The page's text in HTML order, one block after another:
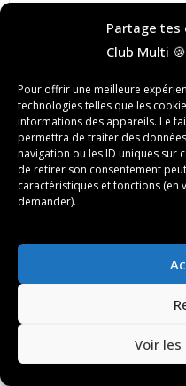
Partage tes
Club Multi 🍪
Pour offrir une meilleure
technologies telles que les
informations des appareils. Le
permettra de traiter des
navigation ou les ID uniques sur
de retirer son consentement
caractéristiques et fonctions (en
demander).
Voir
Glisser &
©[Club